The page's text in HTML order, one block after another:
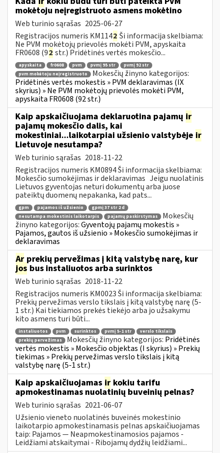
mokėtoju neįregistruoto asmens mokėtino
Web turinio sąrašas 2025-06-27
Registracijos numeris KM1142 Ši informacija skelbiama:
Ne PVM mokėtojų prievolės mokėti PVM, apyskaita
FR0608 (92 str.) Pridėtinės vertės mokesčio...
apyskaita fr0608 pvm pvmį 95 str
pvmį 92 str
pvm mokėtoju neįregistruoto
Mokesčių žinyno kategorijos:
Pridėtinės vertės mokestis » PVM deklaravimas (IX
skyrius) » Ne PVM mokėtojų prievolės mokėti PVM,
apyskaita FR0608 (92 str.)
Kaip apskaičiuojama deklaruotina pajamų ir
pajamų mokesčio dalis, kai
mokestiniai...laikotarpiai užsienio valstybėje ir
Lietuvoje nesutampa?
Web turinio sąrašas 2018-11-22
Registracijos numeris KM0894 Ši informacija skelbiama:
Mokesčio sumokėjimas ir deklaravimas Jeigu nuolatinis
Lietuvos gyventojas neturi dokumentų arba juose
pateiktų duomenų nepakanka, kad pats...
gpm pajamos iš užsienio
gpmį 37 str 2 d
nesutampa mokestinis laikotarpis
pajamų paskirstymas
Mokesčių
žinyno kategorijos:Gyventojų pajamų mokestis »
Pajamos, gautos iš užsienio » Mokesčio sumokėjimas ir
deklaravimas
Ar prekių pervežimas į kitą valstybę narę, kur
jos bus instaliuotos arba surinktos
Web turinio sąrašas 2018-11-22
Registracijos numeris KM0023 Ši informacija skelbiama:
Prekių pervežimas verslo tikslais į kitą valstybę narę (5-
1 str.) Kai tiekiamos prekės tiekėjo arba jo užsakymu
kito asmens turi būti...
instaliuotos pvm surinktos pvmį 5-1 str
verslo tikslais
prekių pervežimas
Mokesčių žinyno kategorijos: Pridėtinės
vertės mokestis » Mokesčio objektas (I skyrius) » Prekių
tiekimas » Prekių pervežimas verslo tikslais į kitą
valstybę narę (5-1 str.)
Kaip apskaičiuojamas ir kokiu tarifu
apmokestinamas nuolatinių buveinių pelnas?
Web turinio sąrašas 2021-06-07
Užsienio vieneto nuolatinės buveinės mokestinio
laikotarpio apmokestinamasis pelnas apskaičiuojamas
taip: Pajamos — Neapmokestinamosios pajamos -
Leidžiami atskaitymai - Ribojamų dydžių leidžiami...